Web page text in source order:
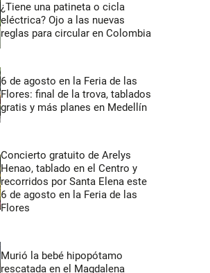
¿Tiene una patineta o cicla
eléctrica? Ojo a las nuevas
reglas para circular en Colombia
6 de agosto en la Feria de las
Flores: final de la trova, tablados
gratis y más planes en Medellín
Concierto gratuito de Arelys
Henao, tablado en el Centro y
recorridos por Santa Elena este
6 de agosto en la Feria de las
Flores
Murió la bebé hipopótamo
rescatada en el Magdalena